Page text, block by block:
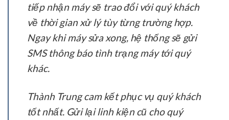
tiếp nhận máy sẽ trao đổi với quý khách
về thời gian xử lý tùy từng trường hợp.
Ngay khi máy sửa xong, hệ thống sẽ gửi
SMS thông báo tình trạng máy tới quý
khác.
Thành Trung cam kết phục vụ quý khách
tốt nhất. Gửi lại linh kiện cũ cho quý